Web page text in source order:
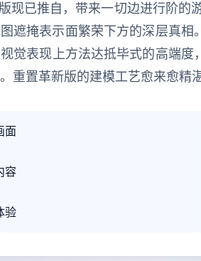
现已推自，带来一切边进行阶
遮掩表示面繁荣下方的深层真
觉表现上方法达抵毕式的高端
重置革新版的建模工艺愈来愈精
面
容
验